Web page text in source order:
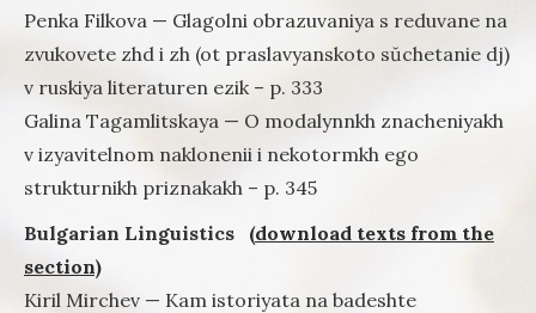
Penka Filkova — Glagolni obrazuvaniya s reduvane na
zvukovete zhd i zh (ot praslavyanskoto sŭchetanie dj)
v ruskiya literaturen ezik – p. 333
Galina Tagamlitskaya — O modalynnkh znacheniyakh
v izyavitelnom naklonenii i nekotormkh ego
strukturnikh priznakakh – p. 345
Bulgarian Linguistics
(download texts from the
section)
Kiril Mirchev — Kam istoriyata na badeshte